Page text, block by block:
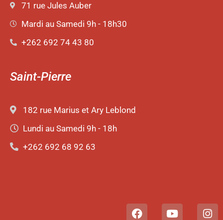
71 rue Jules Auber
Mardi au Samedi 9h - 18h30
+262 692 74 43 80
Saint-Pierre
182 rue Marius et Ary Leblond
Lundi au Samedi 9h - 18h
+262 692 68 92 63
F
Y
I